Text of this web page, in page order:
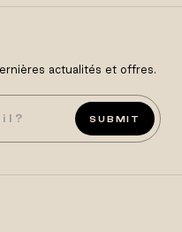
actualités et offres.
SUBMIT